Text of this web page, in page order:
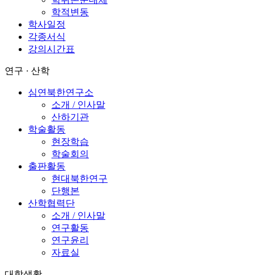
학적변동
학사일정
각종서식
강의시간표
연구 · 산학
심연북한연구소
소개 / 인사말
산하기관
학술활동
현장학습
학술회의
출판활동
현대북한연구
단행본
산학협력단
소개 / 인사말
연구활동
연구윤리
자료실